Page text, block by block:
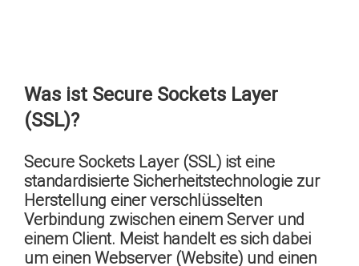
Was ist Secure Sockets Layer
(SSL)?
Secure Sockets Layer (SSL) ist eine
standardisierte Sicherheitstechnologie zur
Herstellung einer verschlüsselten
Verbindung zwischen einem Server und
einem Client. Meist handelt es sich dabei
um einen Webserver (Website) und einen